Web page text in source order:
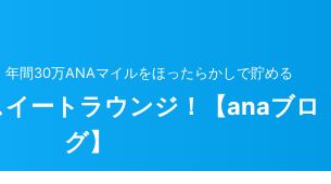
年間30万ANAマイルをほったらかしで貯める
ートラウンジ！【anaブロ
グ】